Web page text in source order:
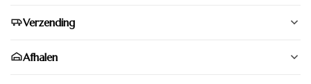
Verzending
Afhalen